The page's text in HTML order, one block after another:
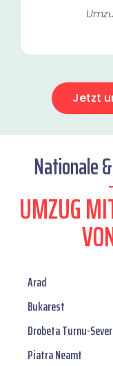
Jetzt
Nationale
UMZUG
Arad
Bukarest
Drobeta Turnu-
Piatra Neamt